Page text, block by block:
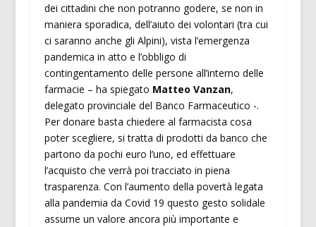
dei cittadini che non potranno godere, se non in
maniera sporadica, dell’aiuto dei volontari (tra cui
ci saranno anche gli Alpini), vista l’emergenza
pandemica in atto e l’obbligo di
contingentamento delle persone all’interno delle
farmacie – ha spiegato Matteo Vanzan,
delegato provinciale del Banco Farmaceutico -.
Per donare basta chiedere al farmacista cosa
poter scegliere, si tratta di prodotti da banco che
partono da pochi euro l’uno, ed effettuare
l’acquisto che verrà poi tracciato in piena
trasparenza. Con l’aumento della povertà legata
alla pandemia da Covid 19 questo gesto solidale
assume un valore ancora più importante e